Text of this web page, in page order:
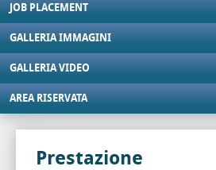
JOB PLACEMENT
GALLERIA IMMAGINI
GALLERIA VIDEO
AREA RISERVATA
Prestazione